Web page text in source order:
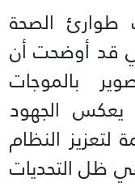
طوارئ الصحة
قد أوضحت أن
بالموجات
يعكس الجهود
لتعزيز النظام
ظل التحديات